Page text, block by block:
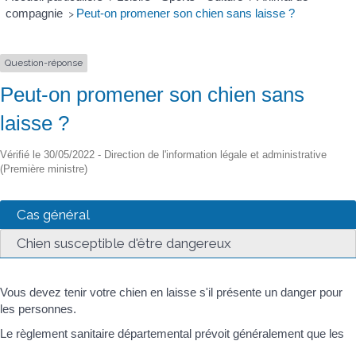
compagnie > Peut-on promener son chien sans laisse ?
Question-réponse
Peut-on promener son chien sans
laisse ?
Vérifié le 30/05/2022 - Direction de l'information légale et administrative
(Première ministre)
Cas général
Chien susceptible d'être dangereux
Vous devez tenir votre chien en laisse s'il présente un danger pour
les personnes.
Le règlement sanitaire départemental prévoit généralement que les